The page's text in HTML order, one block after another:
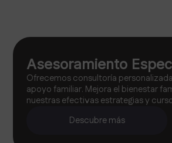
Asesoramiento
Ofrecemos consultoría
apoyo familiar. Mejora el bienestar
nuestras efectivas estrategias y
Descubre más